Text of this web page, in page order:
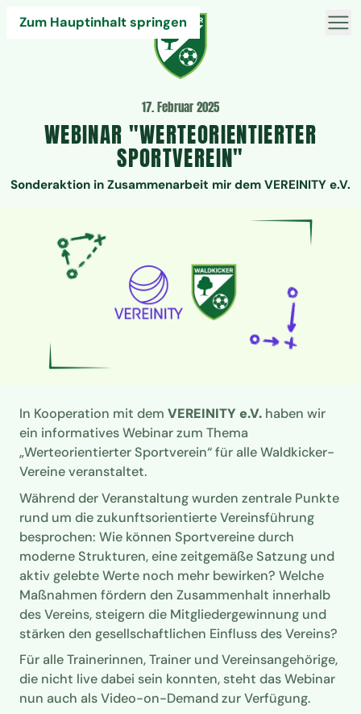
Zum Hauptinhalt springen
17. Februar 2025
WEBINAR "WERTEORIENTIERTER
SPORTVEREIN"
Sonderaktion in Zusammenarbeit mir dem VEREINITY e.V.
In Kooperation mit dem VEREINITY e.V. haben wir
ein informatives Webinar zum Thema
„Werteorientierter Sportverein“ für alle Waldkicker-
Vereine veranstaltet.
Während der Veranstaltung wurden zentrale Punkte
rund um die zukunftsorientierte Vereinsführung
besprochen: Wie können Sportvereine durch
moderne Strukturen, eine zeitgemäße Satzung und
aktiv gelebte Werte noch mehr bewirken? Welche
Maßnahmen fördern den Zusammenhalt innerhalb
des Vereins, steigern die Mitgliedergewinnung und
stärken den gesellschaftlichen Einfluss des Vereins?
Für alle Trainerinnen, Trainer und Vereinsangehörige,
die nicht live dabei sein konnten, steht das Webinar
nun auch als Video-on-Demand zur Verfügung.